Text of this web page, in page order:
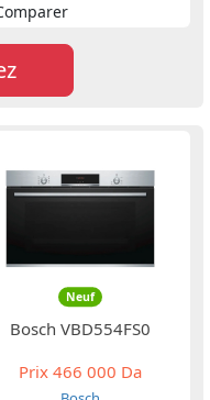
Neuf
Bosch VBD554FS0
Prix 466 000 Da